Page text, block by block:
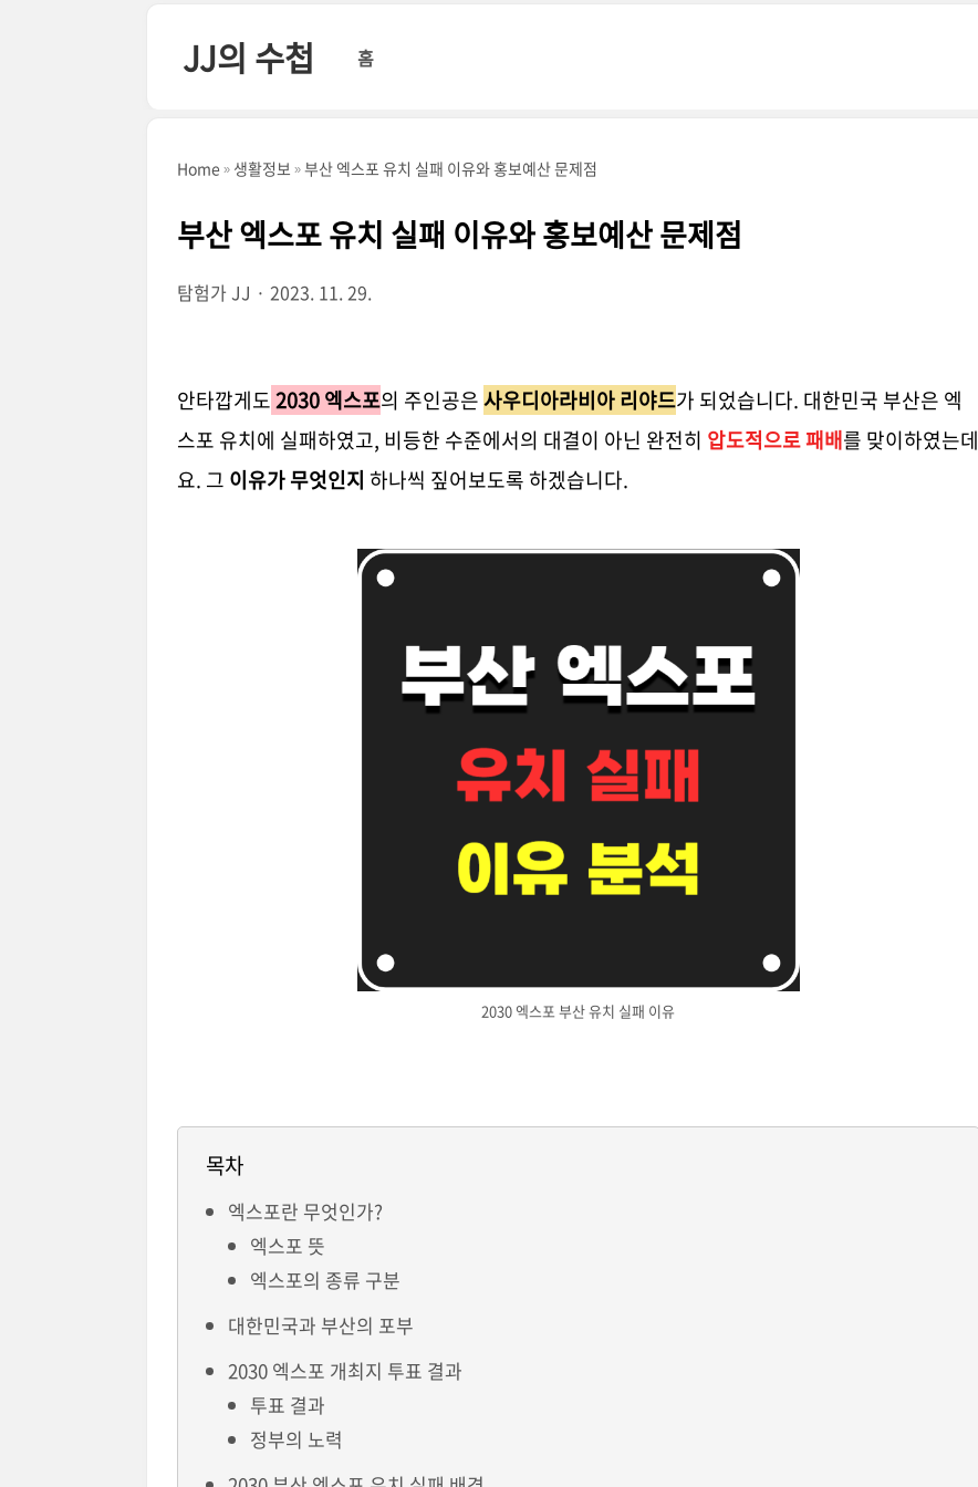
JJ의 수첩 홈
Home 생활정보 부산 엑스포 유치 실패 이유와 홍보예산 문제점
부산 엑스포 유치 실패 이유와 홍보예산 문제점
탐험가 JJ 2023. 11. 29.
안타깝게도2030 엑스포의 주인공은사우디아라비아 리야드가 되었습니다. 대한민국 부산은 엑
스포 유치에 실패하였고, 비등한 수준에서의 대결이 아닌 완전히 압도적으로 패배를 맞이하였는데
요. 그 이유가 무엇인지 하나씩 짚어보도록 하겠습니다.
2030 엑스포 부산 유치 실패 이유
목차
엑스포란 무엇인가?
엑스포 뜻
엑스포의 종류 구분
대한민국과 부산의 포부
2030 엑스포 개최지 투표 결과
투표 결과
정부의 노력